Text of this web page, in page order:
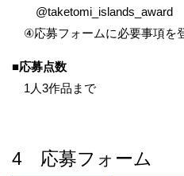
@taketomi_islands_award
④応募フォームに必要事項を
■応募点数
1人3作品まで
4 応募フォーム